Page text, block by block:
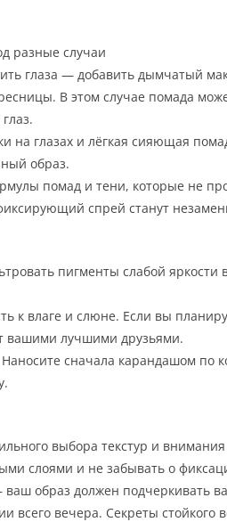
разные случаи
глаза — добавить дымчатый
В этом случае помада
на глазах и лёгкая сияющая
образ.
помад и тени, которые не
спрей станут
пигменты слабой яркости
к влаге и слюне. Если вы
вашими лучшими друзьями.
сначала карандашом по
выбора текстур и внимания
слоями и не забывать о
образ должен подчеркивать
всего вечера. Секреты стойкого